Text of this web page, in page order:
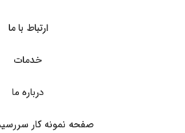
ارتباط با ما
خدمات
درباره ما
صفحه نمونه کار